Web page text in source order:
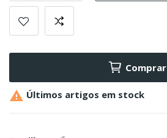
Comprar
 Últimos artigos em stock